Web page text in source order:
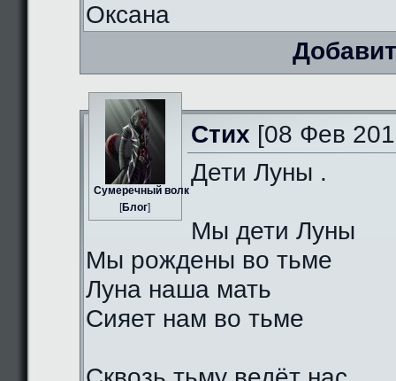
Оксана
Сумеречный волк
[Блог]
Стих [08 Фев
Дети Луны .
Мы дети Луны
Мы рождены во тьме
Луна наша мать
Сияет нам во тьме